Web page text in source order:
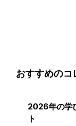
おすすめのコ
2026年の学
ト